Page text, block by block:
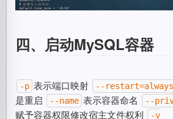
四、启动MySQL容器
-p 表示端口映射 --restart=always
是重启
--name 表示容器命名 --
赋予容器权限修改宿主文件权利
-v